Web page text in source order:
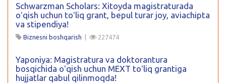
Schwarzman Scholars: Xitoyda magistraturada
oʻqish uchun toʻliq grant, bepul turar joy, aviachipta
va stipendiya!
Biznesni boshqarish | 227474
Yaponiya: Magistratura va doktorantura
bosqichida oʻqish uchun MEXT toʻliq grantiga
hujjatlar qabul qilinmoqda!